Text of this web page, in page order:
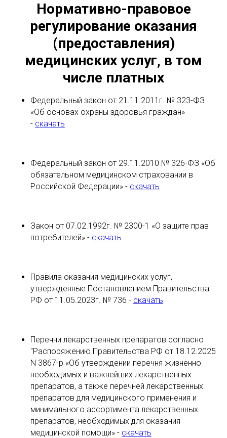
Нормативно-правовое
регулирование оказания
(предоставления)
медицинских услуг, в том
числе платных
Федеральный закон от 21.11.2011г. № 323-ФЗ
«Об основах охраны здоровья граждан»
- скачать
Федеральный закон от 29.11.2010 № 326-ФЗ «Об
обязательном медицинском страховании в
Российской Федерации» - скачать
Закон от 07.02.1992г. № 2300-1 «О защите прав
потребителей» - скачать
Правила оказания медицинских услуг,
утвержденные Постановлением Правительства
РФ от 11.05.2023г. № 736 - скачать
Перечни лекарственных препаратов согласно
"Распоряжению Правительства РФ от 18.12.2025
N 3867-р «Об утверждении перечня жизненно
необходимых и важнейших лекарственных
препаратов, а также перечней лекарственных
препаратов для медицинского применения и
минимального ассортимента лекарственных
препаратов, необходимых для оказания
медицинской помощи» - скачать